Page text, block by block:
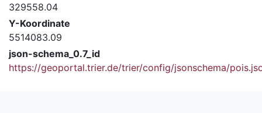
329558.04
Y-Koordinate
5514083.09
json-schema_0.7_id
https://geoportal.trier.de/trier/config/jsonschema/